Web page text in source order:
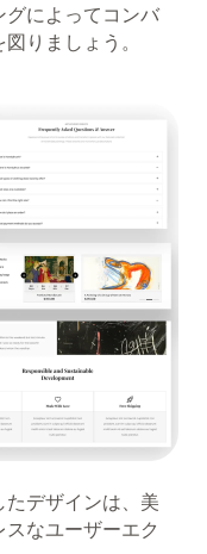
グによってコンバ
りましょう。
デザインは、美
なユーザーエク